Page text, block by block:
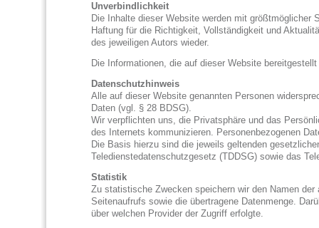
Unverbindlichkeit
Die Inhalte dieser Website werden mit größtmöglicher
Haftung für die Richtigkeit, Vollständigkeit und
des jeweiligen Autors wieder.
Die Informationen, die auf dieser Website
Datenschutzhinweis
Alle auf dieser Website genannten Personen
Daten (vgl. § 28 BDSG).
Wir verpflichten uns, die Privatsphäre und das
des Internets kommunizieren. Personenbezogenen
Die Basis hierzu sind die jeweils geltenden
Teledienstedatenschutzgesetz (TDDSG) sowie das
Statistik
Zu statistische Zwecken speichern wir den Namen
Seitenaufrufs sowie die übertragene Datenmenge.
über welchen Provider der Zugriff erfolgte.